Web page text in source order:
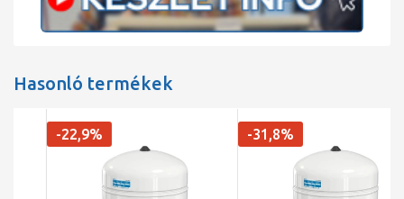
Hasonló termékek
-22,9% -31,8%